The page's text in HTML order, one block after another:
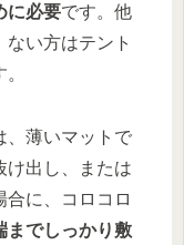
に必要です。他
い方はテント
、薄いマットで
け出し、または
に、コロコロ
までしっかり敷